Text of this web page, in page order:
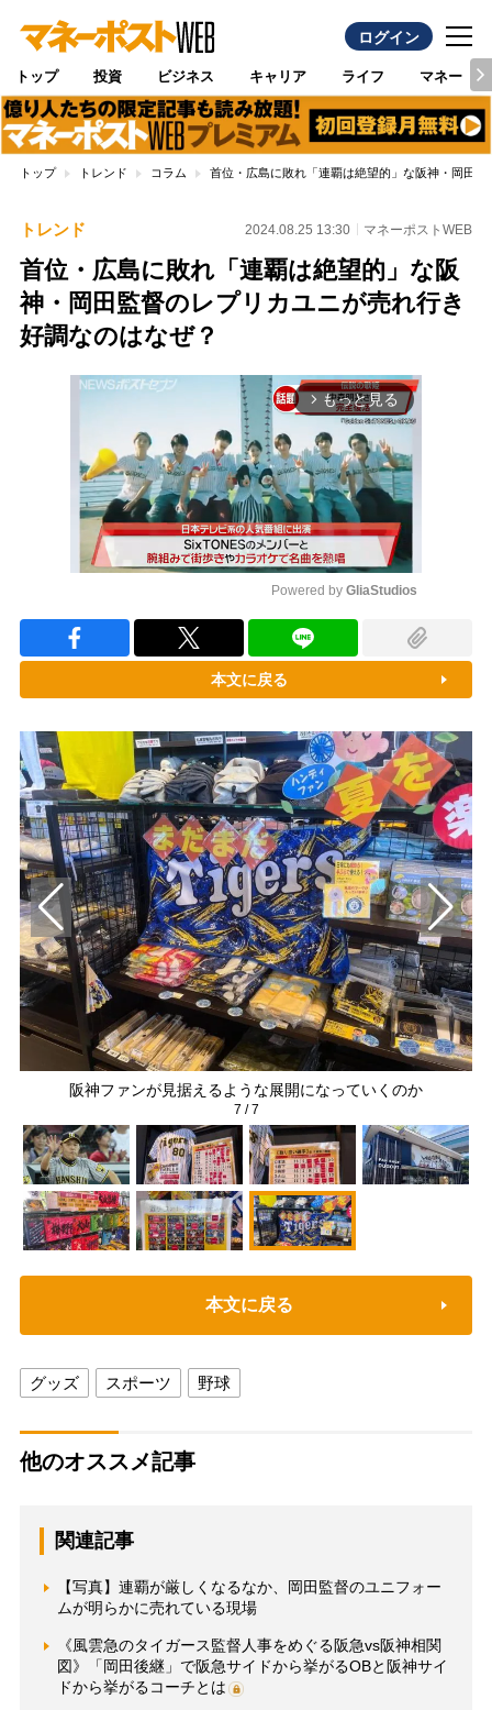
ログイン
トップ 投資 ビジネス キャリア ライフ マネー
トップ トレンド コラム 首位・広島に敗れ「連覇は絶望的」な阪神・岡田
トレンド 2024.08.25 13:30 マネーポストWEB
首位・広島に敗れ「連覇は絶望的」な阪
神・岡田監督のレプリカユニが売れ行き
好調なのはなぜ？
arrow_forward_ios もっと見る
Powered by GliaStudios
本文に戻る
阪神ファンが見据えるような展開になっていくのか
7 /7
本文に戻る
グッズ スポーツ 野球
他のオススメ記事
関連記事
【写真】連覇が厳しくなるなか、岡田監督のユニフォー
ムが明らかに売れている現場
《風雲急のタイガース監督人事をめぐる阪急vs阪神相関
図》「岡田後継」で阪急サイドから挙がるOBと阪神サイ
ドから挙がるコーチとは